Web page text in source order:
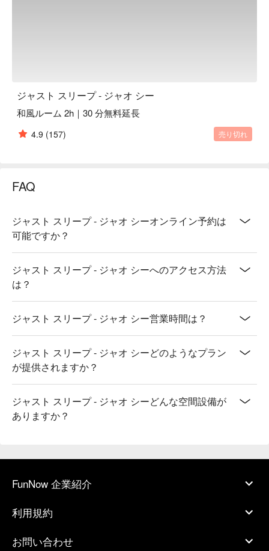
ジャスト スリープ - ジャオ シー
和風ルーム 2h｜30 分無料延長
4.9 (157) 売り切れ
FAQ
ジャスト スリープ - ジャオ シーオンライン予約は
可能ですか？
ジャスト スリープ - ジャオ シーへのアクセス方法
は？
ジャスト スリープ - ジャオ シー営業時間は？
ジャスト スリープ - ジャオ シーどのようなプラン
が提供されますか？
ジャスト スリープ - ジャオ シーどんな空間設備が
ありますか？
FunNow 企業紹介
利用規約
お問い合わせ